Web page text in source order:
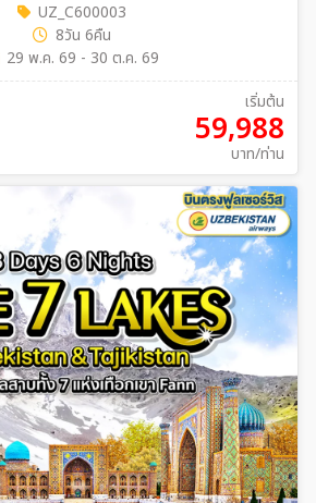
UZ_C600003
8วัน 6คืน
29 พ.ค. 69 - 30 ต.ค. 69
เริ่มต้น
59,988
บาท/ท่าน